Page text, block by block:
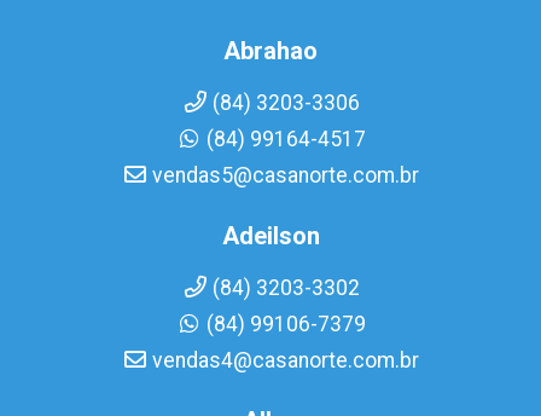
Abrahao
(84) 3203-3306
(84) 99164-4517
vendas5@casanorte.com.br
Adeilson
(84) 3203-3302
(84) 99106-7379
vendas4@casanorte.com.br